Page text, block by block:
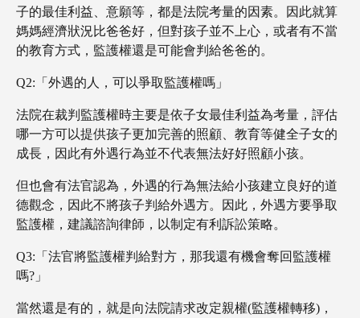
子的最佳利益、意願等，都是法院考量的因素。因此就算
媽媽經濟狀況比爸爸好，但對孩子並不上心，或者有不當
的教育方式，監護權還是可能會判給爸爸的。
Q2:「外遇的人，可以爭取監護權嗎」
法院在裁判監護權時主要是依子女最佳利益為考量，評估
哪一方可以提供孩子更加完善的照顧、教育等健全子女的
成長，因此有外遇行為並不代表無法好好照顧小孩。
但也會有法官認為，外遇的行為無法給小孩建立良好的道
德觀念，因此不將孩子判給外遇方。因此，外遇方要爭取
監護權，建議諮詢律師，以制定有利訴訟策略。
Q3:「法官將監護權判給對方，那我還有機會奪回監護權
嗎?」
當然還是有的，就是向法院請求改定親權(監護權轉移)，